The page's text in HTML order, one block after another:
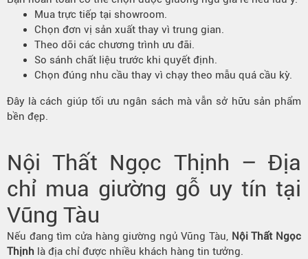
Mua trực tiếp tại showroom.
Chọn đơn vị sản xuất thay vì trung gian.
Theo dõi các chương trình ưu đãi.
So sánh chất liệu trước khi quyết định.
Chọn đúng nhu cầu thay vì chạy theo mẫu quá cầu kỳ.
Đây là cách giúp tối ưu ngân sách mà vẫn sở hữu sản phẩm
bền đẹp.
Nội Thất Ngọc Thịnh – Địa
chỉ mua giường gỗ uy tín tại
Vũng Tàu
Nếu đang tìm cửa hàng giường ngủ Vũng Tàu, Nội Thất Ngọc
Thịnh là địa chỉ được nhiều khách hàng tin tưởng.